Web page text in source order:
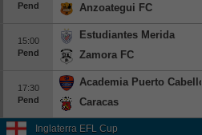
Pend
Anzoategui FC
15:00
Pend
Estudiantes Merida
Zamora FC
17:30
Pend
Academia Puerto Cabello
Caracas
Inglaterra EFL Cup
Beisbol
Hockey
Fútbol Americano
Clasificación